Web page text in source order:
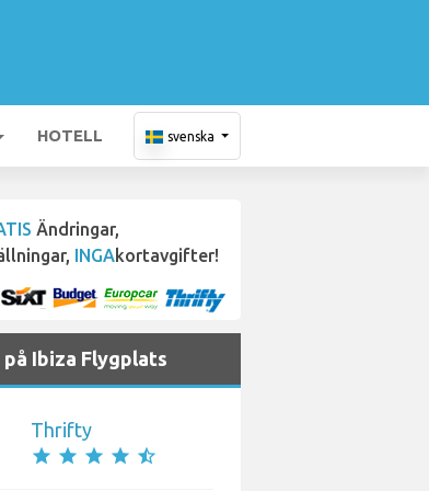
HOTELL svenska
Ändringar,
INGAkortavgifter!
Ibiza Flygplats
Thrifty
star star star star star_half